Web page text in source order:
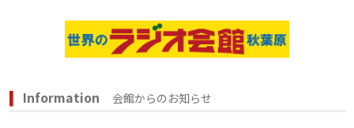
Information 会館からのお知らせ